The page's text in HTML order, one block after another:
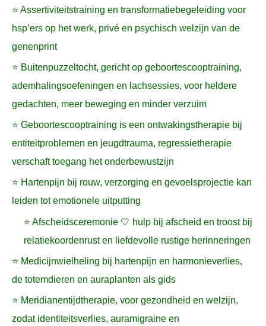
⭐ Assertiviteitstraining en transformatiebegeleiding voor
hsp’ers op het werk, privé en psychisch welzijn van de
genenprint
⭐ Buitenpuzzeltocht, gericht op geboortescooptraining,
ademhalingsoefeningen en lachsessies, voor heldere
gedachten, meer beweging en minder verzuim
⭐ Geboortescooptraining is een ontwakingstherapie bij
entiteitproblemen en jeugdtrauma, regressietherapie
verschaft toegang het onderbewustzijn
⭐ Hartenpijn bij rouw, verzorging en gevoelsprojectie kan
leiden tot emotionele uitputting
⭐ Afscheidsceremonie 🤍 hulp bij afscheid en troost bij
relatiekoordenrust en liefdevolle rustige herinneringen
⭐ Medicijnwielheling bij hartenpijn en harmonieverlies,
de totemdieren en auraplanten als gids
⭐ Meridianentijdtherapie, voor gezondheid en welzijn,
zodat identiteitsverlies, auramigraine en